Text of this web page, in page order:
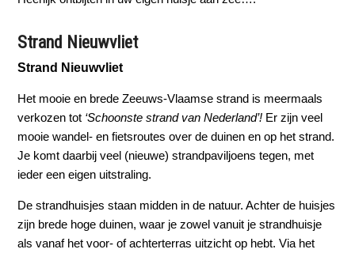
Strand Nieuwvliet
Strand Nieuwvliet
Het mooie en brede Zeeuws-Vlaamse strand is meermaals
verkozen tot ‘Schoonste strand van Nederland’! Er zijn veel
mooie wandel- en fietsroutes over de duinen en op het strand.
Je komt daarbij veel (nieuwe) strandpaviljoens tegen, met
ieder een eigen uitstraling.
De strandhuisjes staan midden in de natuur. Achter de huisjes
zijn brede hoge duinen, waar je zowel vanuit je strandhuisje
als vanaf het voor- of achterterras uitzicht op hebt. Via het